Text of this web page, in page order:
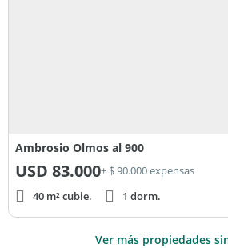
Ambrosio Olmos al 900
USD 83.000+ $ 90.000 expensas
40 m² cubie.
1 dorm.
Ver más propiedades